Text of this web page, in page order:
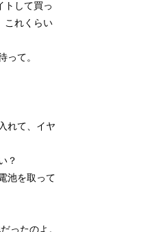
トして買っ
これくらい
って。
れて、イヤ
？
池を取って
ったのよ。